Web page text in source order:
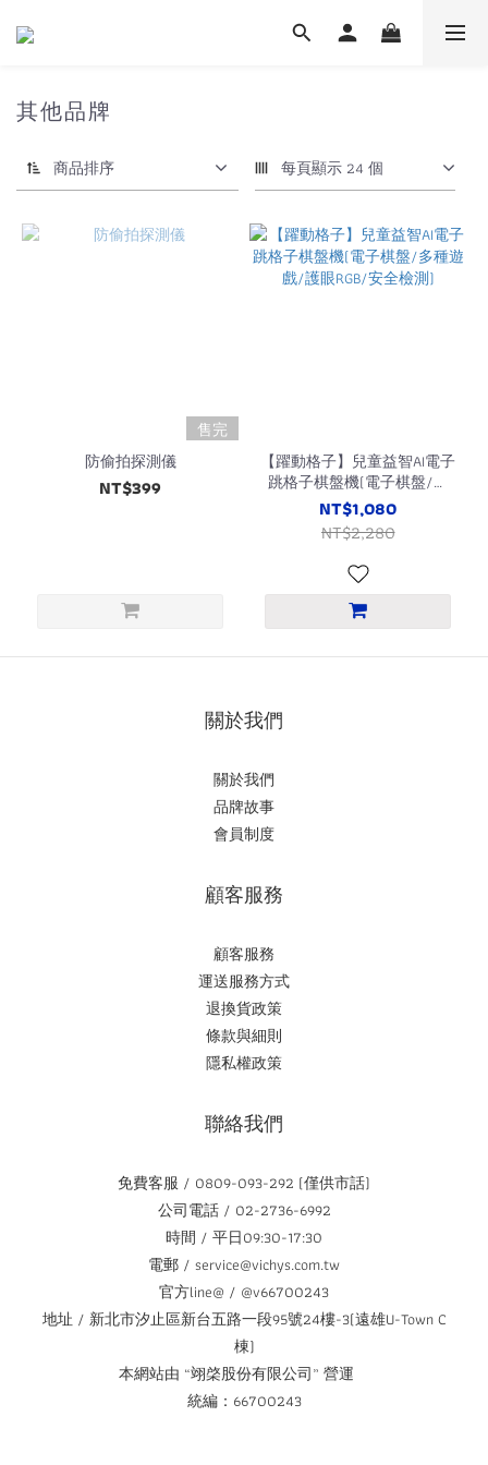
其他品牌
商品排序 每頁顯示 24 個
售完
防偷拍探測儀
NT$399
【躍動格子】兒童益智AI電子
跳格子棋盤機(電子棋盤/多
種遊戲/護眼RGB/安全檢測)
NT$1,080
NT$2,280
關於我們
關於我們
品牌故事
會員制度
顧客服務
顧客服務
運送服務方式
退換貨政策
條款與細則
隱私權政策
聯絡我們
免費客服 / 0809-093-292 (僅供市話)
公司電話 / 02-2736-6992
時間 / 平日09:30-17:30
電郵 / service@vichys.com.tw
官方line@ / @v66700243
地址 / 新北市汐止區新台五路一段95號24樓-3(遠雄U-Town C
棟)
本網站由 “翊棨股份有限公司” 營運
統編：66700243